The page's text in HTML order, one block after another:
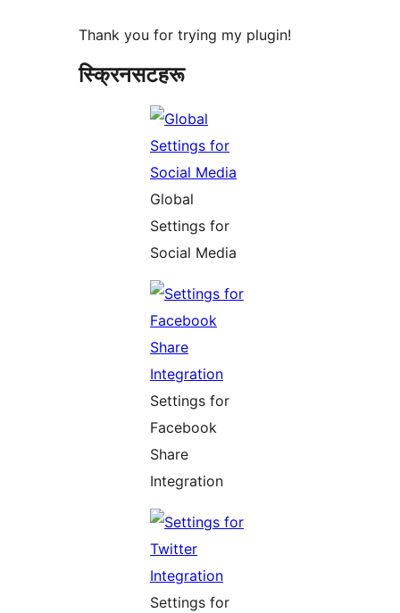
Thank you for trying my plugin!
स्क्रिनसटहरू
Global
Settings for
Social Media
Settings for
Facebook
Share
Integration
Settings for